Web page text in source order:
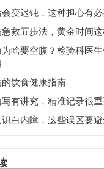
会变迟钝，这种担心有
救五步法，黄金时间
啥要空腹？检验科医
饮食健康指南
有讲究，精准记录很
识白内障，这些误区要